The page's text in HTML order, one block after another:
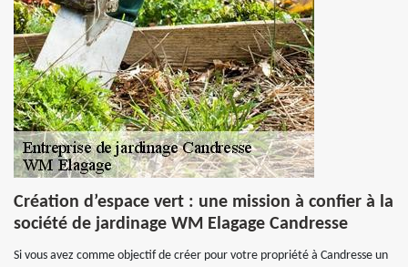
Création d’espace vert : une mission à confier à la
société de jardinage WM Elagage Candresse
Si vous avez comme objectif de créer pour votre propriété à Candresse un